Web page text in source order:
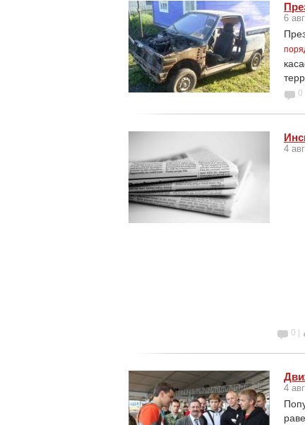
6
0 |
4
0 |
4